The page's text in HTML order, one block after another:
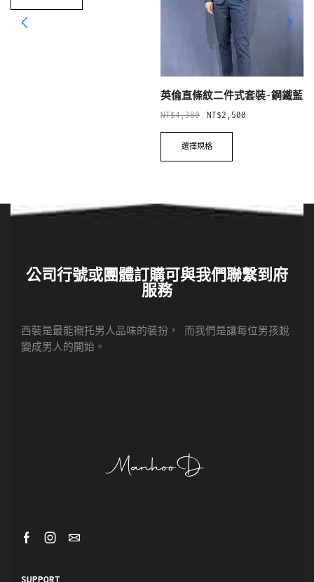
英倫直條紋二件式套裝-鋼鐵藍
NT$4,380 NT$2,500
選擇規格
公司行號或團體訂購可與我們聯繫到府
服務
西裝是最能襯托男人品味的裝扮， 而我們是讓每位男孩蛻
變成男人的開始。
SUPPORT